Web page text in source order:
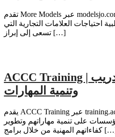
تقدم More Models عبر modelsjo.com خدمات احترافية في مجال
احتياجات العلامات التجارية التي
تسعى إلى إبراز […]
ACCC Training | منصة احترافية للتدريب
وتنمية المهارات
يقدم ACCC Training عبر training.acccnetwork.com منصة تدريبية
على تنمية مهاراتهم وتطوير
المهنية من خلال برامج […]